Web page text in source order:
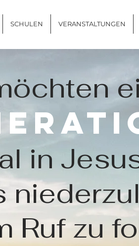
SCHULEN VERANSTALTUNGEN
in
Ruf zu